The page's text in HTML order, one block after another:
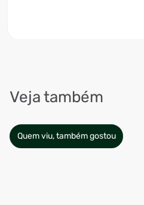
Veja também
Quem viu, também gostou